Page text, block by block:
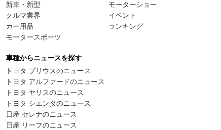
新車・新型
クルマ業界
カー用品
モータースポーツ
モーターショー
イベント
ランキング
車種からニュースを探す
トヨタ プリウスのニュース
トヨタ アルファードのニュース
トヨタ ヤリスのニュース
トヨタ シエンタのニュース
日産 セレナのニュース
日産 リーフのニュース